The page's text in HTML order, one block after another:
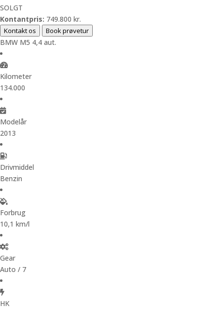
SOLGT
Kontantpris: 749.800 kr.
Kontakt os Book prøvetur
BMW M5 4,4 aut.
Kilometer
134.000
Modelår
2013
Drivmiddel
Benzin
Forbrug
10,1 km/l
Gear
Auto / 7
HK